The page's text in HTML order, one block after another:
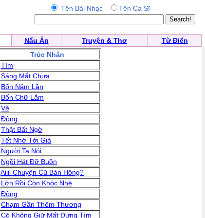
Tên Bài Nhạc Tên Ca Sĩ
Nấu Ăn Truyện & Thơ
Từ Điển
Trúc Nhân
Tìm
Sáng Mắt Chưa
Bốn Năm Lần
Bốn Chữ Lắm
Vẽ
Đông
Thật Bất Ngờ
Tết Nhớ Tới Già
Người Ta Nói
Ngồi Hát Đỡ Buồn
Aiiii Chuyện Cũ Bán Hông?
Lớn Rồi Còn Khóc Nhè
Đông
Chạm Gần Thêm Thương
Có Không Giữ Mất Đừng Tìm